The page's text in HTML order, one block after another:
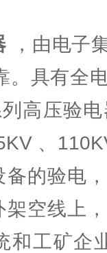
，由电子
。具有全
高压验
、
的验电
空线上
和工矿企